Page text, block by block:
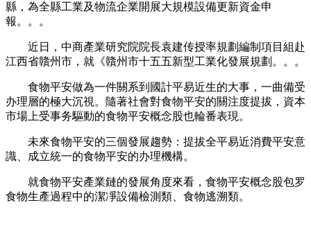
縣，為全縣工業及物流企業開展大規模設備更新資金申
報。。。
近日，中商產業研究院院長袁建传授率規劃編制項目組赴
江西省贛州市，就《贛州市十五五新型工業化發展規劃。。。
食物平安做為一件關系到國計平易近生的大事，一曲備受
办理層的極大沉視。隨著社會對食物平安的關注度提拔，資本
市場上受事务驅動的食物平安概念股也輪番表現。
未來食物平安的三個發展趨勢：提拔全平易近消費平安意
識、成立統一的食物平安的办理機構。
就食物平安產業鏈的發展角度來看，食物平安概念股包罗
食物生產過程中的潔凈設備檢測類、食物逃溯類。